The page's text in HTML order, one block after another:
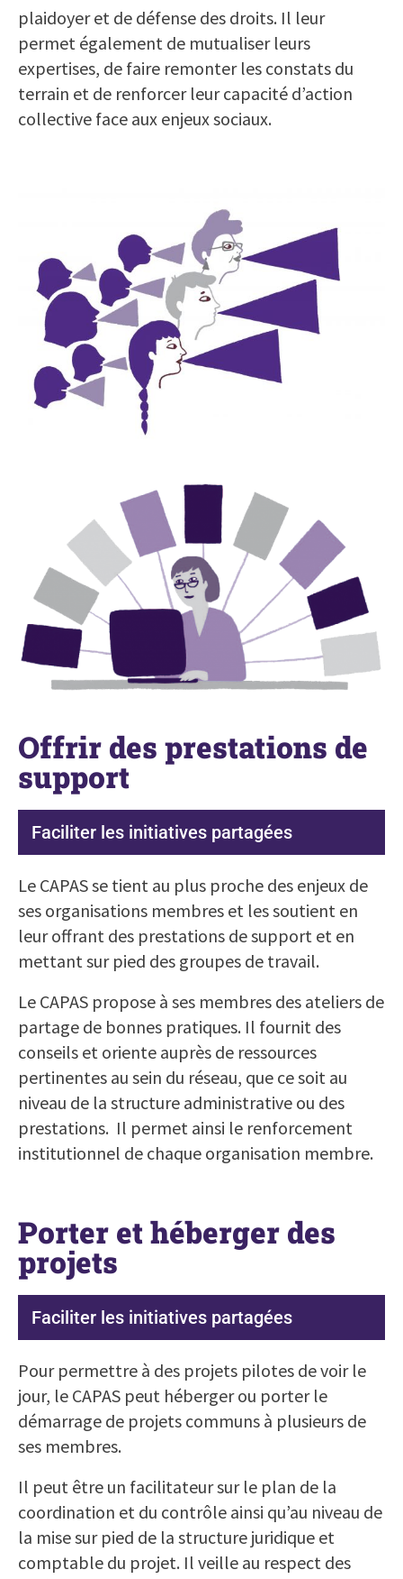
plaidoyer et de défense des droits. Il leur
permet également de mutualiser leurs
expertises, de faire remonter les constats du
terrain et de renforcer leur capacité d’action
collective face aux enjeux sociaux.
Offrir des prestations de
support
Faciliter les initiatives partagées
Le CAPAS se tient au plus proche des enjeux de
ses organisations membres et les soutient en
leur offrant des prestations de support et en
mettant sur pied des groupes de travail.
Le CAPAS propose à ses membres des ateliers de
partage de bonnes pratiques. Il fournit des
conseils et oriente auprès de ressources
pertinentes au sein du réseau, que ce soit au
niveau de la structure administrative ou des
prestations. Il permet ainsi le renforcement
institutionnel de chaque organisation membre.
Porter et héberger des
projets
Faciliter les initiatives partagées
Pour permettre à des projets pilotes de voir le
jour, le CAPAS peut héberger ou porter le
démarrage de projets communs à plusieurs de
ses membres.
Il peut être un facilitateur sur le plan de la
coordination et du contrôle ainsi qu’au niveau de
la mise sur pied de la structure juridique et
comptable du projet. Il veille au respect des